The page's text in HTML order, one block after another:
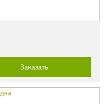
Заказать